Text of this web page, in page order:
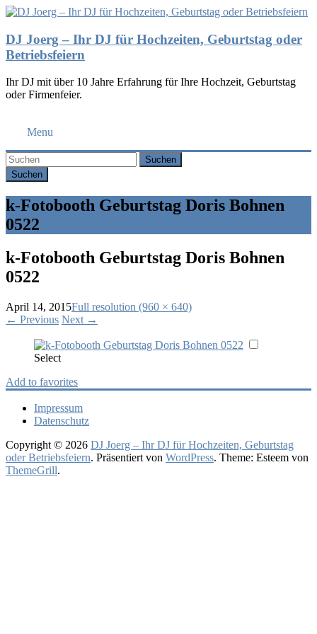
DJ Joerg – Ihr DJ für Hochzeiten, Geburtstag oder
Betriebsfeiern
Ihr DJ mit über 10 Jahre Erfahrung für Ihre Hochzeit, Geburtstag
oder Firmenfeier.
Menu
Suchen
k-Fotobooth Geburtstag Doris Bohnen
0522
k-Fotobooth Geburtstag Doris Bohnen
0522
April 14, 2015Full resolution (960 × 640)
← Previous Next →
Select
Add to favorites
Impressum
Datenschutz
Copyright © 2026 DJ Joerg – Ihr DJ für Hochzeiten, Geburtstag
oder Betriebsfeiern. Präsentiert von WordPress. Theme: Esteem von
ThemeGrill.